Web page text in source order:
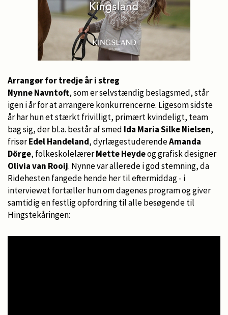
Arrangør for tredje år i streg
Nynne Navntoft, som er selvstændig beslagsmed, står
igen i år for at arrangere konkurrencerne. Ligesom sidste
år har hun et stærkt frivilligt, primært kvindeligt, team
bag sig, der bl.a. består af smed Ida Maria Silke Nielsen,
frisørEdel Handeland, dyrlægestuderendeAmanda
Dörge, folkeskolelærerMette Heydeog grafisk designer
Olivia van Rooij. Nynne var allerede i god stemning, da
Ridehesten fangede hende her til eftermiddag - i
interviewet fortæller hun om dagenes program og giver
samtidig en festlig opfordring til alle besøgende til
Hingstekåringen: